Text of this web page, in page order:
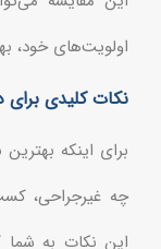
اولویت‌های خود،
نکات کلیدی برای
برای اینکه
چه غیرجراحی،
این نکات به شما